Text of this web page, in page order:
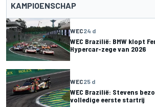
KAMPIOENSCHAP
WEC24 d
WEC Brazilië: BMW klopt
Hypercar-zege van 2026
WEC25 d
WEC Brazilië: Stevens
volledige eerste startrij